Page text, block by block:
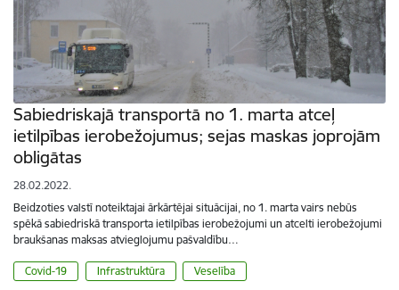
Sabiedriskajā transportā no 1. marta atceļ
ietilpības ierobežojumus; sejas maskas joprojām
obligātas
28.02.2022.
Beidzoties valstī noteiktajai ārkārtējai situācijai, no 1. marta vairs nebūs
spēkā sabiedriskā transporta ietilpības ierobežojumi un atcelti ierobežojumi
braukšanas maksas atvieglojumu pašvaldību…
Covid-19 Infrastruktūra Veselība